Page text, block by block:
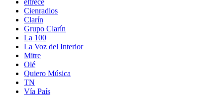
Cienradios
Clarín
Grupo Clarín
La 100
La Voz del Interior
Mitre
Olé
Quiero Música
TN
Vía País